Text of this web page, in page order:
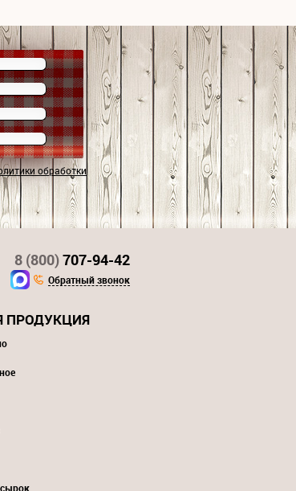
обработки
8 (800)707-94-42
Обратный звонок
ПРОДУКЦИЯ